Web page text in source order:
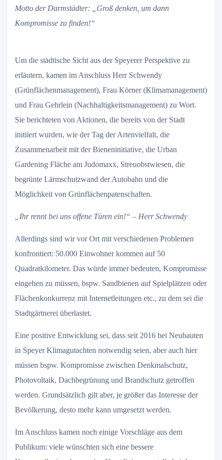
Motto der Darmstädter: „Groß denken, um dann
Kompromisse zu finden!“
Um die städtische Sicht aus der Speyerer Perspektive zu
erläutern, kamen im Anschluss Herr Schwendy
(Grünflächenmanagement), Frau Körner (Klimamanagement)
und Frau Gehrlein (Nachhaltigkeitsmanagement) zu Wort.
Sie berichteten von Aktionen, die bereits von der Stadt
initiiert wurden, wie der Tag der Artenvielfalt, die
Zusammenarbeit mit der Bieneninitiative, die Urban
Gardening Fläche am Judomaxx, Streuobstwiesen, die
begrünte Lärmschutzwand der Autobahn und die
Möglichkeit von Grünflächenpatenschaften.
„Ihr rennt bei uns offene Türen ein!“ – Herr Schwendy
Allerdings sind wir vor Ort mit verschiedenen Problemen
konfrontiert: 50.000 Einwohner kommen auf 50
Quadratkilometer. Das würde immer bedeuten, Kompromisse
eingehen zu müssen, bspw. Sandbienen auf Spielplätzen oder
Flächenkonkurrenz mit Internetleitungen etc., zu dem sei die
Stadtgärtnerei überlastet.
Eine positive Entwicklung sei, dass seit 2016 bei Neubauten
in Speyer Klimagutachten notwendig seien, aber auch hier
müssen bspw. Kompromisse zwischen Denkmalschutz,
Photovoltaik, Dachbegrünung und Brandschutz getroffen
werden. Grundsätzlich gilt aber, je größer das Interesse der
Bevölkerung, desto mehr kann umgesetzt werden.
Im Anschluss kamen noch einige Vorschläge aus dem
Publikum: viele wünschten sich eine bessere